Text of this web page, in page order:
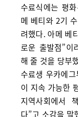
수료식에는 평
메 베티와 2기
려했다. 아메 베
로운 출발점”이
해 줄 것을 당부
수료생 우카에
이 지속 가능한
지역사회에서
다”고 소감을 말